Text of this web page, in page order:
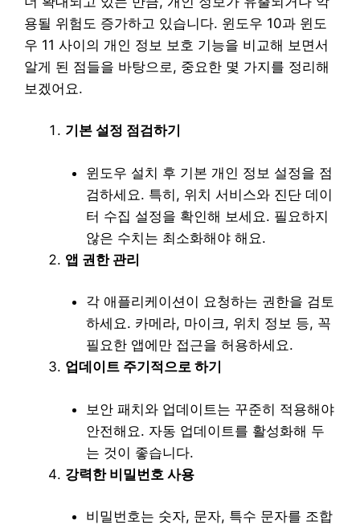
용될 위험도 증가하고 있습니다. 윈도우 10과 윈도
우 11 사이의 개인 정보 보호 기능을 비교해 보면서
알게 된 점들을 바탕으로, 중요한 몇 가지를 정리해
보겠어요.
기본 설정 점검하기
윈도우 설치 후 기본 개인 정보 설정을 점
검하세요. 특히, 위치 서비스와 진단 데이
터 수집 설정을 확인해 보세요. 필요하지
않은 수치는 최소화해야 해요.
앱 권한 관리
각 애플리케이션이 요청하는 권한을 검토
하세요. 카메라, 마이크, 위치 정보 등, 꼭
필요한 앱에만 접근을 허용하세요.
업데이트 주기적으로 하기
보안 패치와 업데이트는 꾸준히 적용해야
안전해요. 자동 업데이트를 활성화해 두
는 것이 좋습니다.
강력한 비밀번호 사용
비밀번호는 숫자, 문자, 특수 문자를 조합